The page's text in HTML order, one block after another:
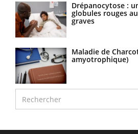
Drépanocytose :
globules rouges
graves
Maladie de
amyotrophique)